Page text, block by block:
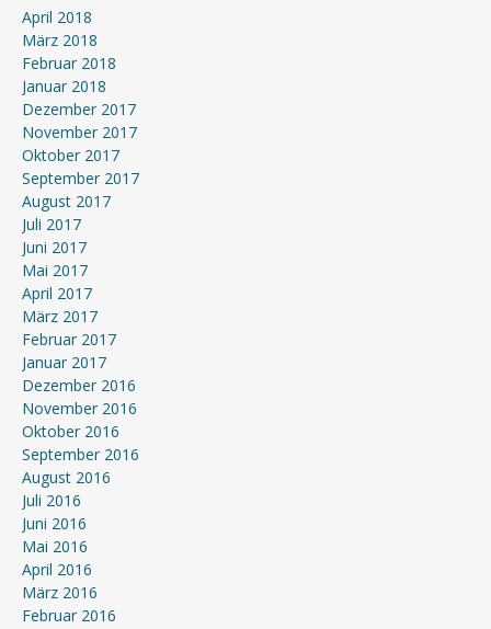
April 2018
März 2018
Februar 2018
Januar 2018
Dezember 2017
November 2017
Oktober 2017
September 2017
August 2017
Juli 2017
Juni 2017
Mai 2017
April 2017
März 2017
Februar 2017
Januar 2017
Dezember 2016
November 2016
Oktober 2016
September 2016
August 2016
Juli 2016
Juni 2016
Mai 2016
April 2016
März 2016
Februar 2016